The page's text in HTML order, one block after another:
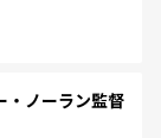
ノーラン監督